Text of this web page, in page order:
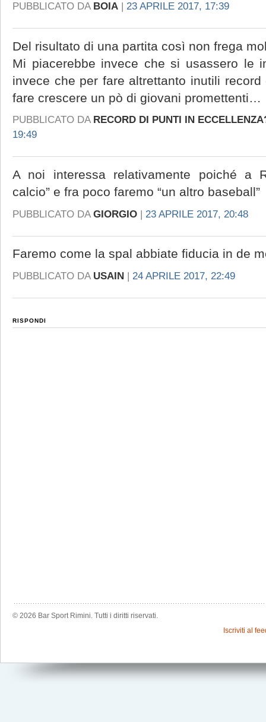
PUBBLICATO DA BOIA 23 APRILE 2017, 17:39
Del risultato di una partita così non frega
Mi piacerebbe invece che si usassero le
invece che per fare altrettanto inutili
fare crescere un pò di giovani promettenti…
PUBBLICATO DA RECORD DI PUNTI IN
19:49
A noi interessa relativamente poiché a
calcio” e fra poco faremo “un altro baseball”
PUBBLICATO DA GIORGIO | 23 APRILE 2017, 20:48
Faremo come la spal abbiate fiducia in de
PUBBLICATO DA USAIN | 24 APRILE 2017, 22:49
RISPONDI
© 2026 Bar Sport Rimini. Tutti i diritti riservati.
Iscriviti al